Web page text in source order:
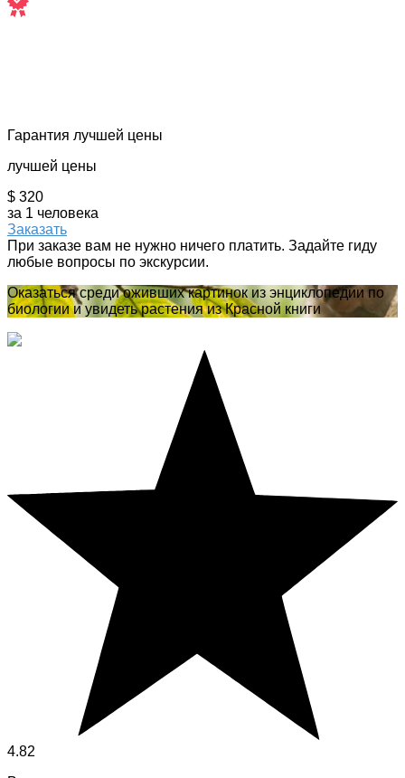
Гарантия лучшей цены
лучшей цены
$ 320
за 1 человека
Заказать
При заказе вам не нужно ничего платить. Задайте гиду
любые вопросы по экскурсии.
Оказаться среди оживших картинок из энциклопедии по
биологии и увидеть растения из Красной книги
4.82